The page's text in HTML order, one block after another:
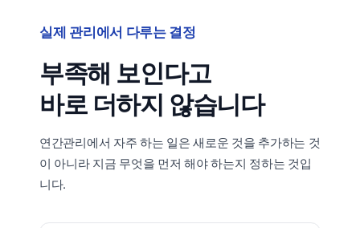
실제 관리에서 다루는 결정
부족해 보인다고
바로 더하지 않습니다
연간관리에서 자주 하는 일은 새로운 것을 추가하는 것
이 아니라 지금 무엇을 먼저 해야 하는지 정하는 것입
니다.